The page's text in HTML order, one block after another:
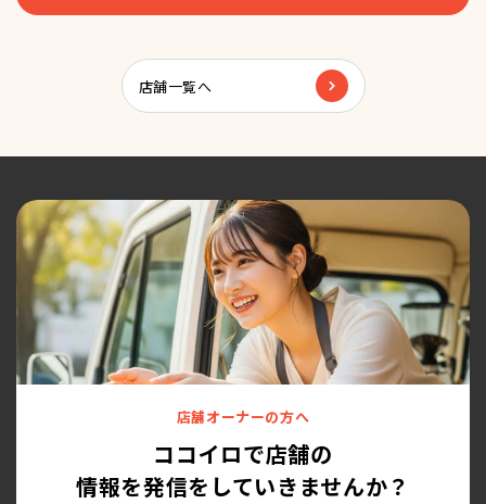
店舗一覧へ
店舗オーナーの方へ
ココイロで店舗の
情報を発信をしていきませんか？